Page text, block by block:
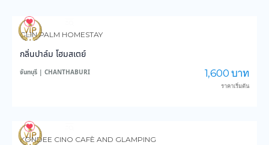
3,757
GLIN PALM HOMESTAY
กลิ่นปาล์ม โฮมสเตย์
จันทบุรี | CHANTHABURI 1,600 บาท
ราคาเริ่มต้น
3,162
KONDEE CINO CAFÈ AND GLAMPING